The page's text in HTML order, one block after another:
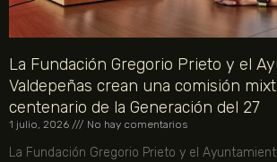
La Fundación Gregorio Prieto y el
Valdepeñas crean una comisión
centenario de la Generación del 27
1 julio, 2026 No hay comentarios
La Fundación Gregorio Prieto y el